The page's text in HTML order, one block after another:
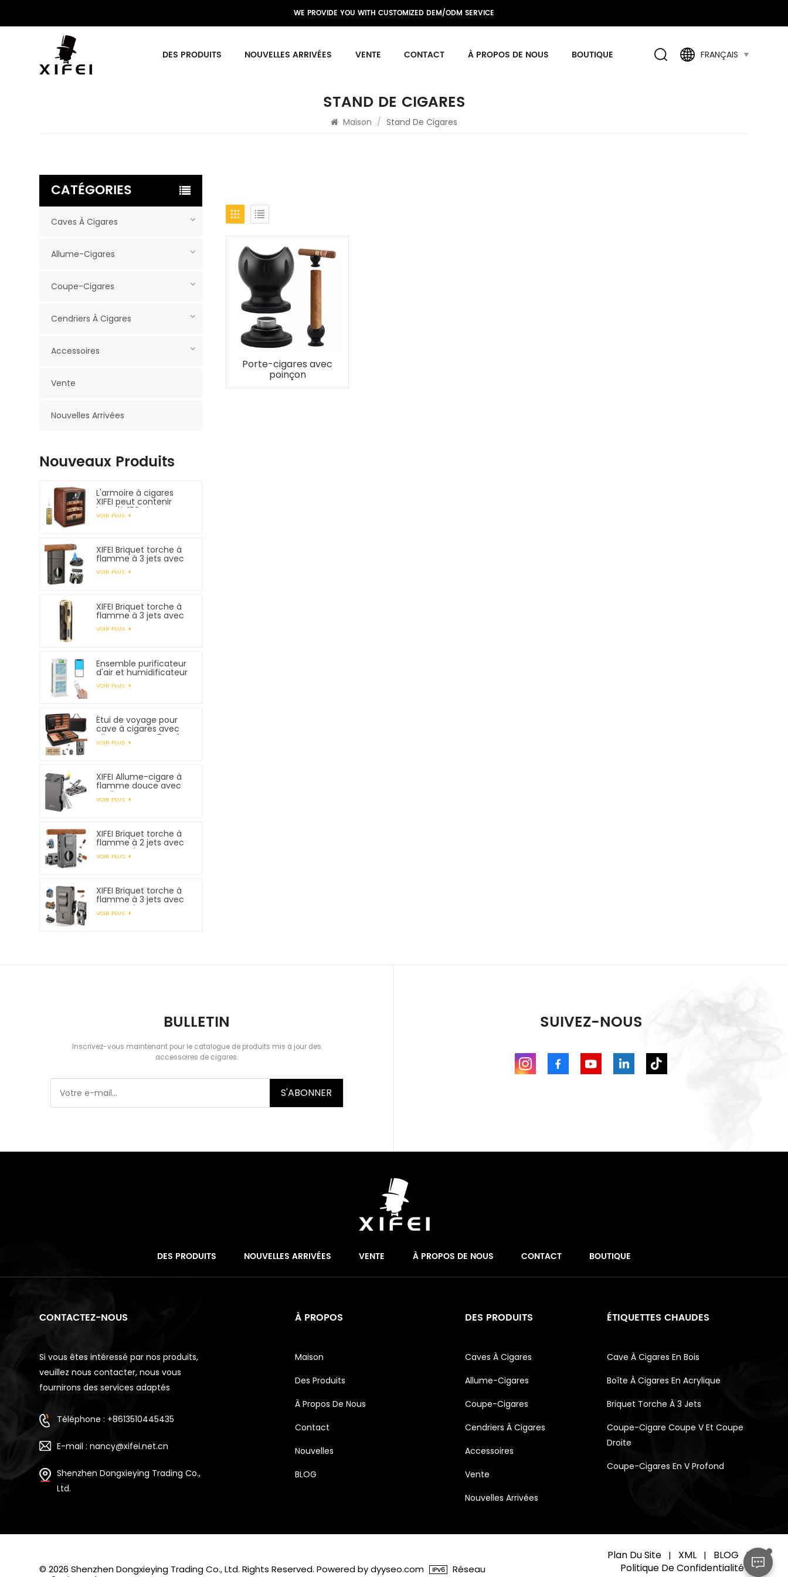
WE PROVIDE YOU WITH CUSTOMIZED DEM/ODM SERVICE
DES PRODUITS NOUVELLES ARRIVÉES VENTE CONTACT À PROPOS DE NOUS BOUTIQUE FRANÇAIS
STAND DE CIGARES
Maison / Stand De Cigares
Porte-cigares avec
poinçon
CATÉGORIES
Caves À Cigares
Allume-Cigares
Coupe-Cigares
Cendriers À Cigares
Accessoires
Vente
Nouvelles Arrivées
Nouveaux Produits
L'armoire à cigares
XIFEI peut contenir
jusqu'à 150 cigares
VOIR PLUS
XIFEI Briquet torche à
flamme à 3 jets avec
coupe-V à ressort
VOIR PLUS
XIFEI Briquet torche à
flamme à 3 jets avec
allumage électronique
VOIR PLUS
Ensemble purificateur
d'air et humidificateur
VOIR PLUS
Étui de voyage pour
cave à cigares avec
allume-cigare 5 en 1,
peut contenir 7
VOIR PLUS
XIFEI Allume-cigare à
flamme douce avec
outils pour tuyaux
VOIR PLUS
XIFEI Briquet torche à
flamme à 2 jets avec
support de
poinçonnage pour
VOIR PLUS
XIFEI Briquet torche à
flamme à 3 jets avec
support de
poinçonnage pour
VOIR PLUS
BULLETIN
Inscrivez-vous maintenant pour le catalogue de produits mis à jour des
accessoires de cigares.
S'ABONNER
SUIVEZ-NOUS
DES PRODUITS NOUVELLES ARRIVÉES VENTE À PROPOS DE NOUS CONTACT BOUTIQUE
CONTACTEZ-NOUS
Si vous êtes intéressé par nos produits,
veuillez nous contacter, nous vous
fournirons des services adaptés
Téléphone : +8613510445435
E-mail : nancy@xifei.net.cn
Shenzhen Dongxieying Trading Co.,
Ltd.
À PROPOS
Maison
Des Produits
À Propos De Nous
Contact
Nouvelles
BLOG
DES PRODUITS
Caves À Cigares
Allume-Cigares
Coupe-Cigares
Cendriers À Cigares
Accessoires
Vente
Nouvelles Arrivées
ÉTIQUETTES CHAUDES
Cave À Cigares En Bois
Boîte À Cigares En Acrylique
Briquet Torche À 3 Jets
Coupe-Cigare Coupe V Et Coupe
Droite
Coupe-Cigares En V Profond
© 2026 Shenzhen Dongxieying Trading Co., Ltd. Rights Reserved. Powered by dyyseo.com
Réseau
Plan Du Site | XML | BLOG |
Politique De Confidentialité